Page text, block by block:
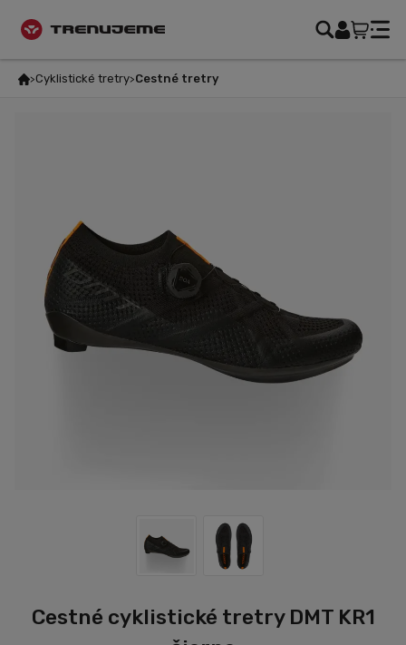
Cyklistické tretry Cestné tretry
Cestné cyklistické tretry DMT KR1